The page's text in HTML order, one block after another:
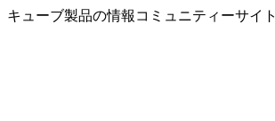
キューブ製品の情報コミュニティーサイト